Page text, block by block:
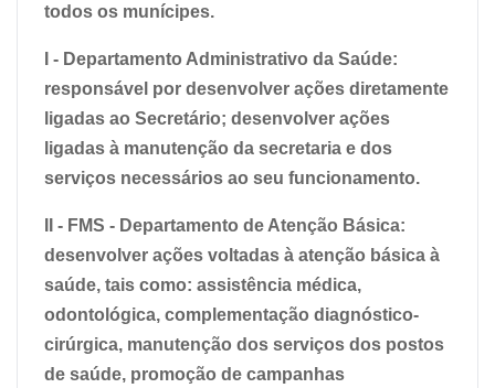
todos os munícipes.
I - Departamento Administrativo da Saúde:
responsável por desenvolver ações diretamente
ligadas ao Secretário; desenvolver ações
ligadas à manutenção da secretaria e dos
serviços necessários ao seu funcionamento.
II - FMS - Departamento de Atenção Básica:
desenvolver ações voltadas à atenção básica à
saúde, tais como: assistência médica,
odontológica, complementação diagnóstico-
cirúrgica, manutenção dos serviços dos postos
de saúde, promoção de campanhas